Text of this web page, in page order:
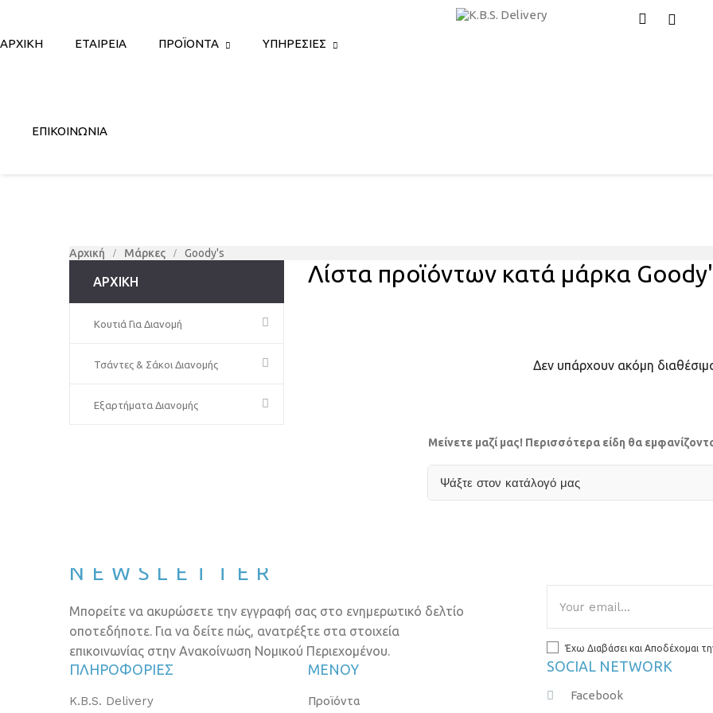
ΑΡΧΙΚΉ ΕΤΑΙΡΕΊΑ ΠΡΟΪΌΝΤΑ ΥΠΗΡΕΣΊΕΣ
ΕΠΙΚΟΙΝΩΝΊΑ
Αρχική Μάρκες Goody's
ΑΡΧΙΚΉ
Κουτιά Για Διανομή
Τσάντες & Σάκοι Διανομής
Εξαρτήματα Διανομής
Λίστα προϊόντων κατά μάρκα
Δεν υπάρχουν ακόμη
Μείνετε μαζί μας! Περισσότερα είδη θα
NEWSLETTER
Μπορείτε να ακυρώσετε την εγγραφή σας στο ενημερωτικό δελτίο
οποτεδήποτε. Για να δείτε πώς, ανατρέξτε στα στοιχεία
επικοινωνίας στην Ανακοίνωση Νομικού Περιεχομένου.
Έχω Διαβάσει και Αποδέχομαι
ΠΛΗΡΟΦΟΡΊΕΣ
K.B.S. Delivery
ΜΕΝΟΎ
Προϊόντα
SOCIAL NETWORK
Facebook